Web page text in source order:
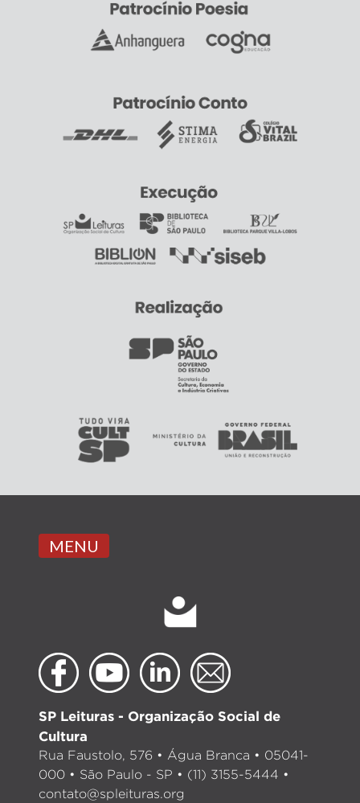
MENU
SP Leituras - Organização Social de
Cultura
Rua Faustolo, 576 • Água Branca • 05041-
000 • São Paulo - SP • (11) 3155-5444 •
contato@spleituras.org